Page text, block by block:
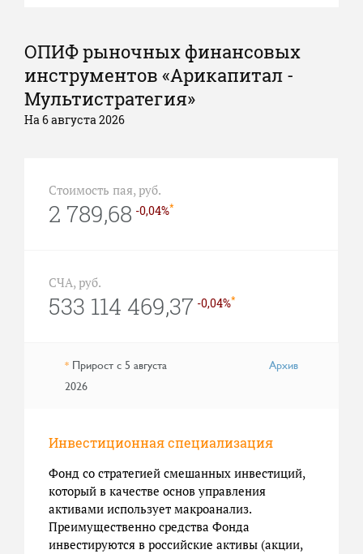
ОПИФ рыночных финансовых
инструментов «Арикапитал -
Мультистратегия»
На 6 августа 2026
Стоимость пая, руб.
2 789,68 -0,04%*
СЧА, руб.
533 114 469,37 -0,04%*
* Прирост с 5 августа
2026
Архив
Инвестиционная специализация
Фонд со стратегией смешанных инвестиций,
который в качестве основ управления
активами использует макроанализ.
Преимущественно средства Фонда
инвестируются в российские активы (акции,